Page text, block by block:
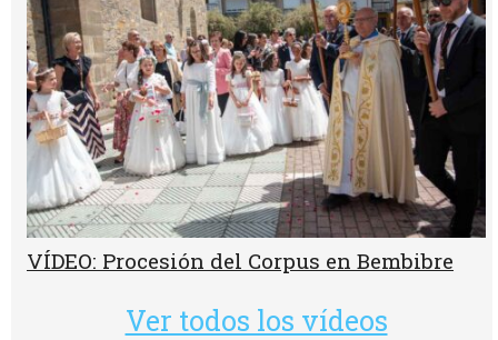
VÍDEO: Procesión del Corpus en Bembibre
Ver todos los vídeos